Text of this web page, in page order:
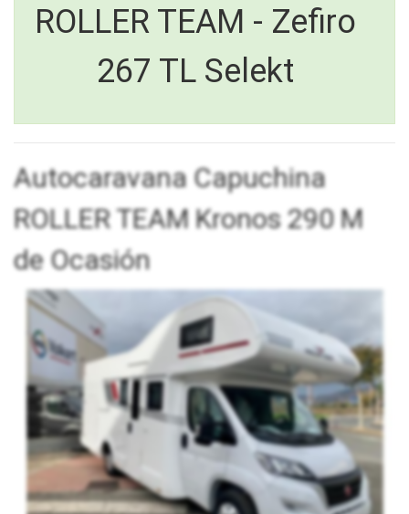
ROLLER TEAM - Zefiro
267 TL Selekt
Autocaravana Capuchina
ROLLER TEAM Kronos 290 M
de Ocasión